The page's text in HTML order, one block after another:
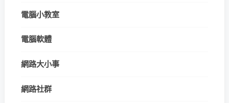
電腦小教室
電腦軟體
網路大小事
網路社群